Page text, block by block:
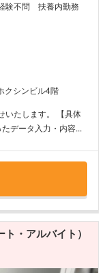
験不問 扶養内勤務
クシンビル4階
いたします。 【具体
データ入力・内容...
・アルバイト）